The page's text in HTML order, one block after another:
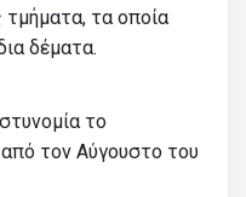
τμήματα, τα οποία
δέματα.
το
από τον Αύγουστο του